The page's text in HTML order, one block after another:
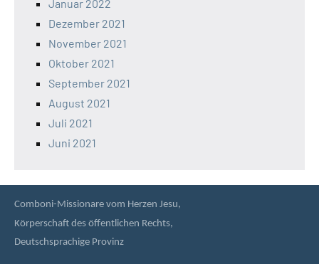
Januar 2022
Dezember 2021
November 2021
Oktober 2021
September 2021
August 2021
Juli 2021
Juni 2021
Comboni-Missionare vom Herzen Jesu,
Körperschaft des öffentlichen Rechts,
Deutschsprachige Provinz